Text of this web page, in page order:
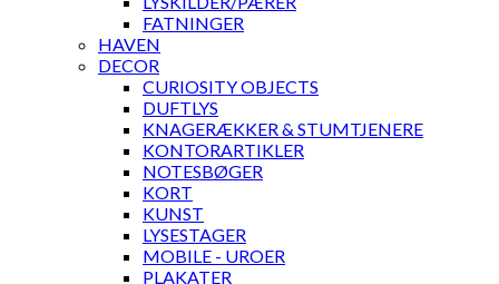
FATNINGER
HAVEN
DECOR
CURIOSITY OBJECTS
DUFTLYS
KNAGERÆKKER & STUMTJENERE
KONTORARTIKLER
NOTESBØGER
KORT
KUNST
LYSESTAGER
MOBILE - UROER
PLAKATER